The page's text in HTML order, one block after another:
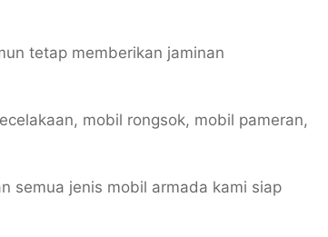
tetap memberikan jaminan
mobil rongsok, mobil pameran,
semua jenis mobil armada kami siap